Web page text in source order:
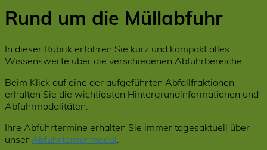
Rund um die Müllabfuhr
In dieser Rubrik erfahren Sie kurz und kompakt alles
Wissenswerte über die verschiedenen Abfuhrbereiche.
Beim Klick auf eine der aufgeführten Abfallfraktionen
erhalten Sie die wichtigsten Hintergrundinformationen und
Abfuhrmodalitäten.
Ihre Abfuhrtermine erhalten Sie immer tagesaktuell über
unser Abfuhrterminmodul